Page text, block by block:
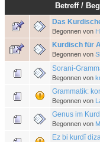
Betreff/
Das
Begonnen von
Kurdisch für
Begonnen von
Sorani-
Begonnen von
Grammatik:
Begonnen von
Genus im
Begonnen von
Ez bi kurdî